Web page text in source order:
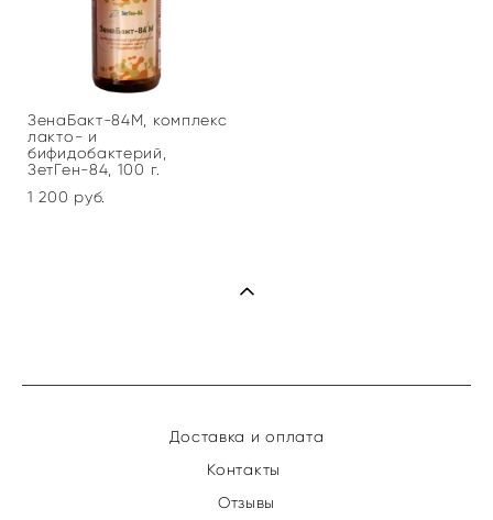
ЗенаБакт-84М, комплекс
лакто- и
бифидобактерий,
ЗетГен-84, 100 г.
1 200 pуб.
Доставка и оплата
Контакты
Отзывы